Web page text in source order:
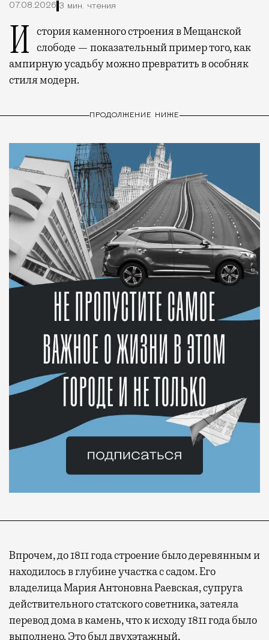
07.08.2026 3 мин. чтения
История каменного строения в Мещанской слободе — показательный пример того, как
ампирную усадьбу можно превратить в особняк
стиля модерн.
ПРОДОЛЖЕНИЕ НИЖЕ
Впрочем, до 1811 года строение было деревянным и
находилось в глубине участка с садом. Его
владелица Мария Антоновна Раевская, супруга
действительного статского советника, затеяла
перевод дома в камень, что к исходу 1811 года было
выполнено. Это был двухэтажный,